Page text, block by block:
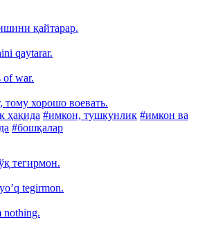
қайтарар.
qaytarar.
of war.
тому хорошо воевать.
ҳақида #имкон, тушкунлик #имкон ва
#бошқалар
тегирмон.
tegirmon.
nothing.